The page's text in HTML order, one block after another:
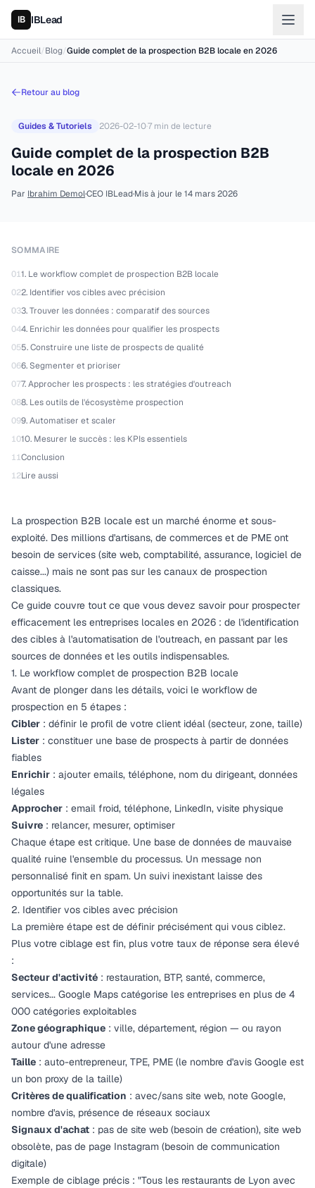
IBLead
Accueil/Blog/Guide complet de la prospection B2B locale en 2026
Retour au blog
Guides & Tutoriels 2026-02-10·7 min de lecture
Guide complet de la prospection B2B
locale en 2026
Par Ibrahim Demol·CEO IBLead·Mis à jour le14 mars 2026
SOMMAIRE
011. Le workflow complet de prospection B2B locale
022. Identifier vos cibles avec précision
033. Trouver les données : comparatif des sources
044. Enrichir les données pour qualifier les prospects
055. Construire une liste de prospects de qualité
066. Segmenter et prioriser
077. Approcher les prospects : les stratégies d'outreach
088. Les outils de l'écosystème prospection
099. Automatiser et scaler
1010. Mesurer le succès : les KPIs essentiels
11Conclusion
12Lire aussi
La prospection B2B locale est un marché énorme et sous-
exploité. Des millions d'artisans, de commerces et de PME ont
besoin de services (site web, comptabilité, assurance, logiciel de
caisse...) mais ne sont pas sur les canaux de prospection
classiques.
Ce guide couvre tout ce que vous devez savoir pour prospecter
efficacement les entreprises locales en 2026 : de l'identification
des cibles à l'automatisation de l'outreach, en passant par les
sources de données et les outils indispensables.
1. Le workflow complet de prospection B2B locale
Avant de plonger dans les détails, voici le workflow de
prospection en 5 étapes :
Cibler : définir le profil de votre client idéal (secteur, zone, taille)
Lister : constituer une base de prospects à partir de données
fiables
Enrichir : ajouter emails, téléphone, nom du dirigeant, données
légales
Approcher : email froid, téléphone, LinkedIn, visite physique
Suivre : relancer, mesurer, optimiser
Chaque étape est critique. Une base de données de mauvaise
qualité ruine l'ensemble du processus. Un message non
personnalisé finit en spam. Un suivi inexistant laisse des
opportunités sur la table.
2. Identifier vos cibles avec précision
La première étape est de définir précisément qui vous ciblez.
Plus votre ciblage est fin, plus votre taux de réponse sera élevé
:
Secteur d'activité : restauration, BTP, santé, commerce,
services... Google Maps catégorise les entreprises en plus de 4
000 catégories exploitables
Zone géographique : ville, département, région — ou rayon
autour d'une adresse
Taille : auto-entrepreneur, TPE, PME (le nombre d'avis Google est
un bon proxy de la taille)
Critères de qualification : avec/sans site web, note Google,
nombre d'avis, présence de réseaux sociaux
Signaux d'achat : pas de site web (besoin de création), site web
obsolète, pas de page Instagram (besoin de communication
digitale)
Exemple de ciblage précis : "Tous les restaurants de Lyon avec